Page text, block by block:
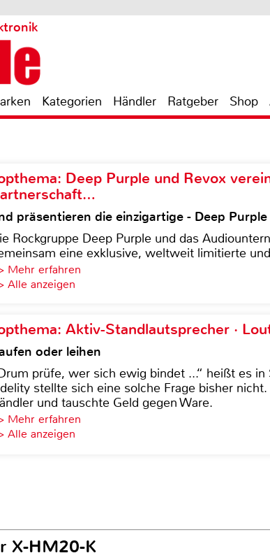
Kategorien Händler Ratgeber Shop
Deep Purple und Revox
präsentieren die einzigartige - Deep
Rockgruppe Deep Purple und das
eine exklusive, weltweit limitierte
Mehr erfahren
Alle anzeigen
Aktiv-Standlautsprecher ·
oder leihen
prüfe, wer sich ewig bindet ...“ heißt es in
stellte sich eine solche Frage bisher
und tauschte Geld gegen Ware.
Mehr erfahren
Alle anzeigen
X-HM20-K